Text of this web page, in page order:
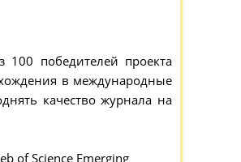
победителей проекта
в международные
качество журнала на
of Science Emerging